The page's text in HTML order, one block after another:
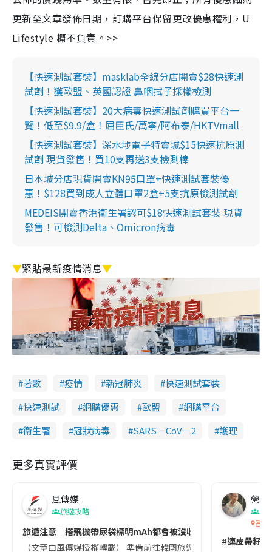
更新至文章發佈日期，訂購平台保留更改優惠權利，U
Lifestyle 概不負責。>>
【快速測試套裝】masklab全線分店開賣$28快速測
試劑！獲歐盟、英國認證 鼻咽拭子採樣檢測
【快速測試套裝】20大病毒快速測試劑購買平台一
覽！低至$9.9/盒！屈臣氏/萬寧/阿布泰/HKTVmall
【快速測試套裝】深水埗電子特賣城$15快速抗原測
試劑 現貨發售！買10支再送3支檢測棒
日本城分店現貨開賣KN95口罩+快速測試套裝優
惠！$128買到成人立體口罩2盒+5支抗原檢測試劑
MEDEIS開賣香港衛生署認可$18快速測試套裝 現貨
發售！可檢測Delta、Omicron病毒
▼緊貼最新疫情消息▼
著數 疫情 新冠肺炎
快速測試套裝
快速測試
網購優惠 歐盟
網購平台
衞生署
冠狀病毒 SARS－CoV－2 護理
更多真實評價
風傳媒
旅遊攻略
旅遊注意｜搭飛機帶尿袋標明mAh都會被沒收😱出發前切記檢查
（文章由風傳媒授權轉載） 準備前往韓國旅遊的民眾，近期要
營養
香港
#連皮帶籽